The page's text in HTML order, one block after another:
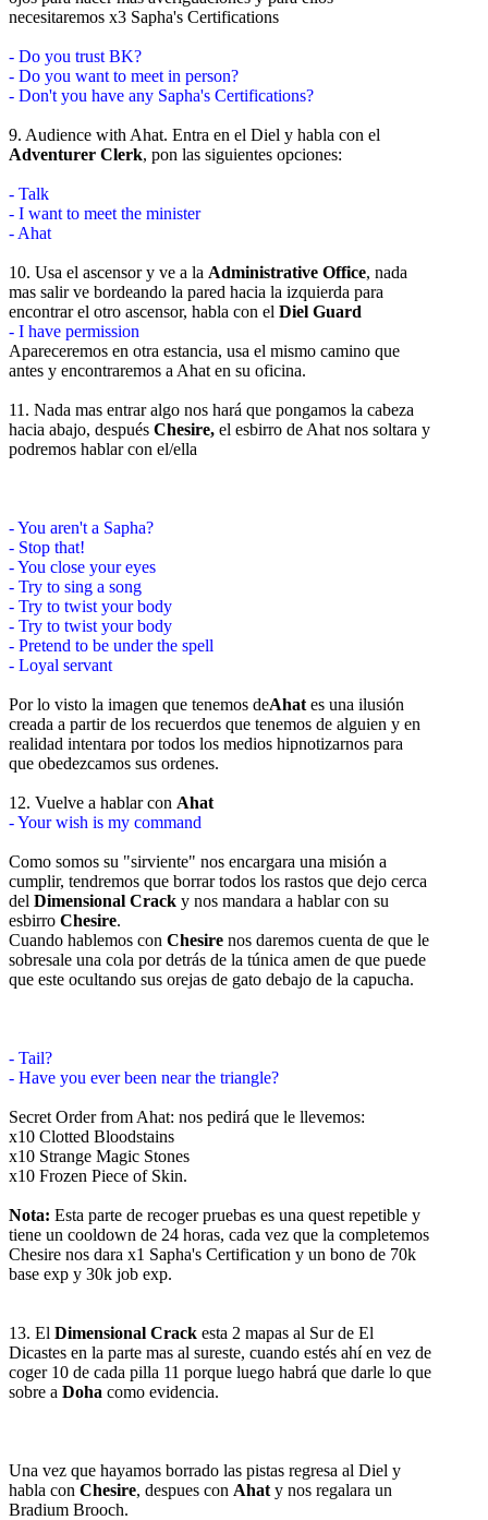
necesitaremos x3 Sapha's Certifications
- Do you trust BK?
- Do you want to meet in person?
- Don't you have any Sapha's Certifications?
9. Audience with Ahat. Entra en el Diel y habla con el
Adventurer Clerk, pon las siguientes opciones:
- Talk
- I want to meet the minister
- Ahat
10. Usa el ascensor y ve a la Administrative Office, nada
mas salir ve bordeando la pared hacia la izquierda para
encontrar el otro ascensor, habla con el Diel Guard
- I have permission
Apareceremos en otra estancia, usa el mismo camino que
antes y encontraremos a Ahat en su oficina.
11. Nada mas entrar algo nos hará que pongamos la cabeza
hacia abajo, después Chesire, el esbirro de Ahat nos soltara y
podremos hablar con el/ella
- You aren't a Sapha?
- Stop that!
- You close your eyes
- Try to sing a song
- Try to twist your body
- Try to twist your body
- Pretend to be under the spell
- Loyal servant
Por lo visto la imagen que tenemos deAhat es una ilusión
creada a partir de los recuerdos que tenemos de alguien y en
realidad intentara por todos los medios hipnotizarnos para
que obedezcamos sus ordenes.
12. Vuelve a hablar con Ahat
- Your wish is my command
Como somos su "sirviente" nos encargara una misión a
cumplir, tendremos que borrar todos los rastos que dejo cerca
del Dimensional Crack y nos mandara a hablar con su
esbirro Chesire.
Cuando hablemos con Chesire nos daremos cuenta de que le
sobresale una cola por detrás de la túnica amen de que puede
que este ocultando sus orejas de gato debajo de la capucha.
- Tail?
- Have you ever been near the triangle?
Secret Order from Ahat: nos pedirá que le llevemos:
x10 Clotted Bloodstains
x10 Strange Magic Stones
x10 Frozen Piece of Skin.
Nota: Esta parte de recoger pruebas es una quest repetible y
tiene un cooldown de 24 horas, cada vez que la completemos
Chesire nos dara x1 Sapha's Certification y un bono de 70k
base exp y 30k job exp.
13. El Dimensional Crack esta 2 mapas al Sur de El
Dicastes en la parte mas al sureste, cuando estés ahí en vez de
coger 10 de cada pilla 11 porque luego habrá que darle lo que
sobre a Doha como evidencia.
Una vez que hayamos borrado las pistas regresa al Diel y
habla con Chesire, despues con Ahat y nos regalara un
Bradium Brooch.